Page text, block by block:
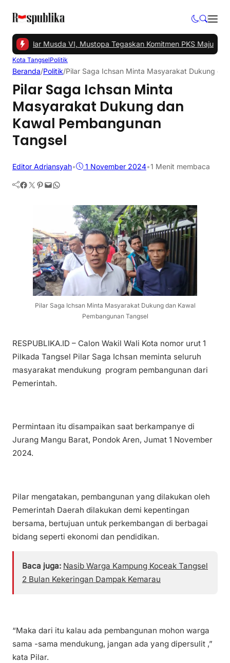
Gelar Musda VI, Mustopa Tegaskan Komitmen PKS Majukan
Kota TangselPolitik
Beranda/Politik/Pilar Saga Ichsan Minta Masyarakat Dukung
Pilar Saga Ichsan Minta
Masyarakat Dukung dan
Kawal Pembangunan
Tangsel
Editor Adriansyah• 1 November 2024•1 Menit membaca
Facebook Twitter Pinterest Mail WhatsApp
Pilar Saga Ichsan Minta Masyarakat Dukung dan Kawal
Pembangunan Tangsel
RESPUBLIKA.ID – Calon Wakil Wali Kota nomor urut 1
Pilkada Tangsel Pilar Saga Ichsan meminta seluruh
masyarakat mendukung program pembangunan dari
Pemerintah.
Permintaan itu disampaikan saat berkampanye di
Jurang Mangu Barat, Pondok Aren, Jumat 1 November
2024.
Pilar mengatakan, pembangunan yang dilakukan oleh
Pemerintah Daerah dilakukan demi kepentingan
bersama, bertujuan untuk perkembangan di berbagai
bidang seperti ekonomi dan pendidikan.
Baca juga: Nasib Warga Kampung Koceak Tangsel
2 Bulan Kekeringan Dampak Kemarau
“Maka dari itu kalau ada pembangunan mohon warga
sama -sama mendukung, jangan ada yang dipersulit ,”
kata Pilar.